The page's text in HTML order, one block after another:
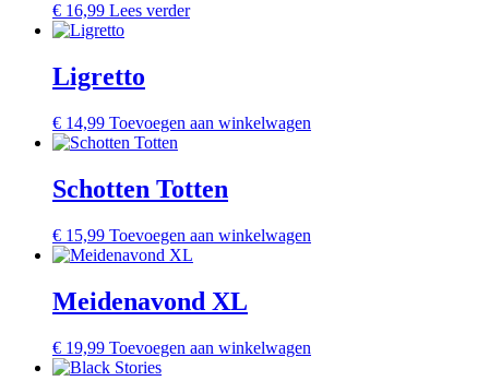
€ 16,99 Lees verder
Ligretto
€ 14,99 Toevoegen aan winkelwagen
Schotten Totten
€ 15,99 Toevoegen aan winkelwagen
Meidenavond XL
€ 19,99 Toevoegen aan winkelwagen